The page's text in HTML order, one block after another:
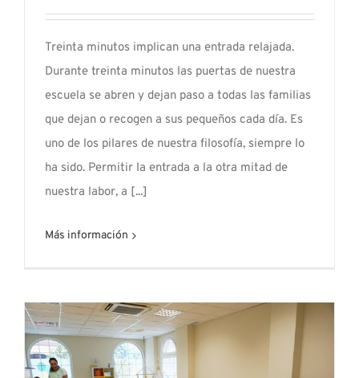
Treinta minutos implican una entrada relajada.
Durante treinta minutos las puertas de nuestra
escuela se abren y dejan paso a todas las familias
que dejan o recogen a sus pequeños cada día. Es
uno de los pilares de nuestra filosofía, siempre lo
ha sido. Permitir la entrada a la otra mitad de
nuestra labor, a [...]
Más información